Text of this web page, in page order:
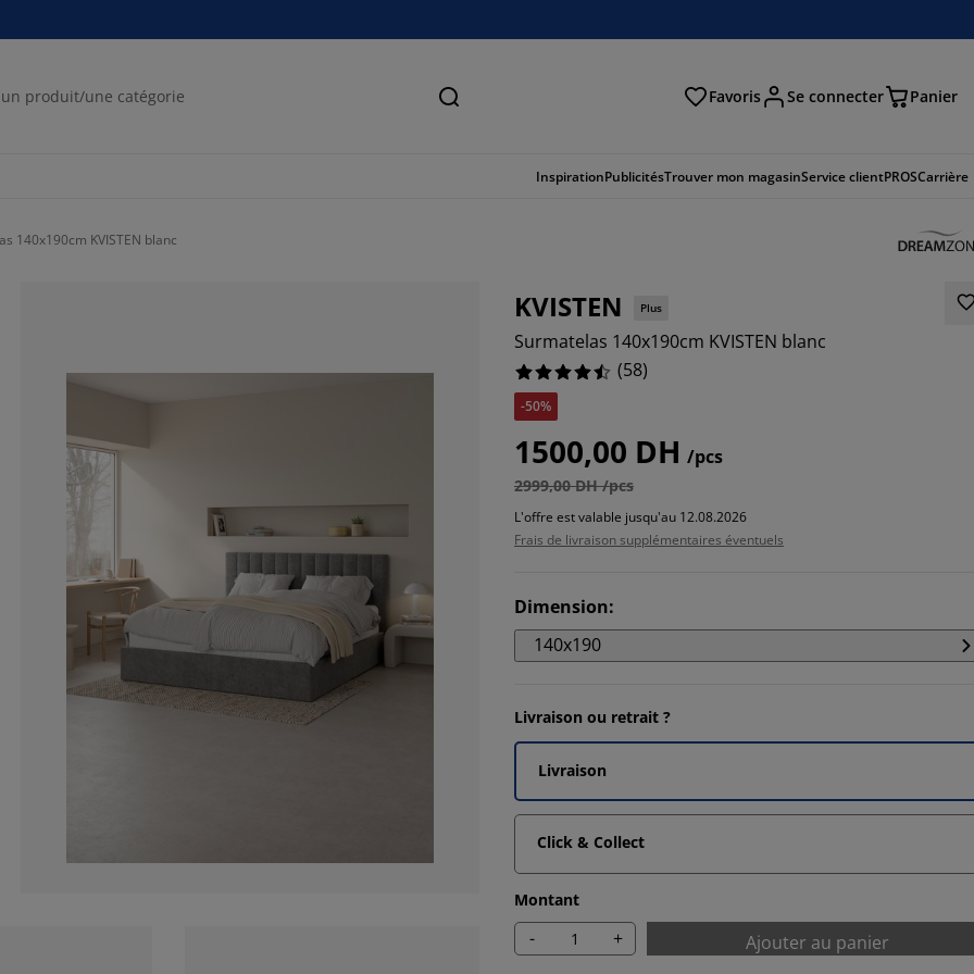
Chercher Favoris Se connecter Panier
InspirationPublicitésTrouver mon magasinService clientPROSCarrière
140x190cm KVISTEN blanc
KVISTEN Plus
Surmatelas 140x190cm KVISTEN blanc
(58)
-50%
1500,00 DH /pcs
2999,00 DH /pcs
L'offre est valable jusqu'au 12.08.2026
Frais de livraison supplémentaires éventuels
Dimension:
140x190
Livraison ou retrait ?
Livraison
Click & Collect
Montant
- + Ajouter au panier
5.172413793103448%
3.4482758620689653%
5.172413793103448%